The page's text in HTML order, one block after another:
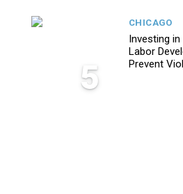
5
CHICAGO
Investing
Labor
Prevent